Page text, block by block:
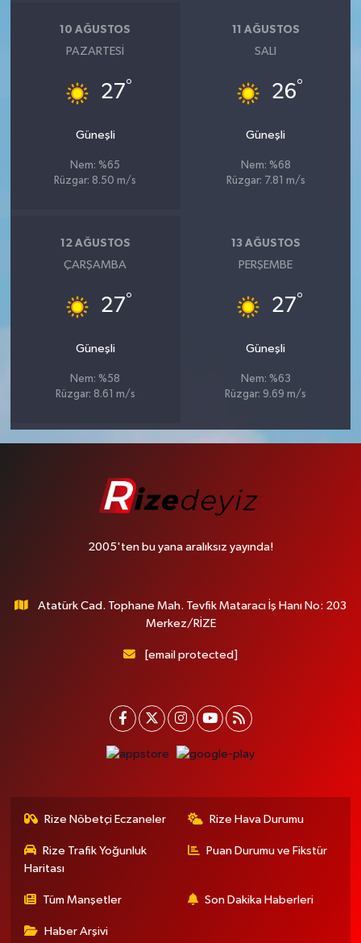
10 AĞUSTOS
PAZARTESI
27°
Güneşli
Nem: %65
Rüzgar: 8.50 m/s
11 AĞUSTOS
SALI
26°
Güneşli
Nem: %68
Rüzgar: 7.81 m/s
12 AĞUSTOS
ÇARŞAMBA
27°
Güneşli
Nem: %58
Rüzgar: 8.61 m/s
13 AĞUSTOS
PERŞEMBE
27°
Güneşli
Nem: %63
Rüzgar: 9.69 m/s
2005'ten bu yana aralıksız yayında!
Atatürk Cad. Tophane Mah. Tevfik Mataracı İş Hanı No: 203
Merkez/RİZE
[email protected]
Rize Nöbetçi Eczaneler Rize Hava Durumu
Rize Trafik Yoğunluk
Haritası
Puan Durumu ve Fikstür
Tüm Manşetler Son Dakika Haberleri
Haber Arşivi